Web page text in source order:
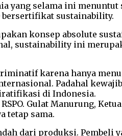
yang selama ini
bersertifikat sustainability.
konsep absolute
sustainability ini
karena hanya
Padahal
di Indonesia.
Gulat Manurung, Ketua
tetap sama.
dari produksi. Pembeli